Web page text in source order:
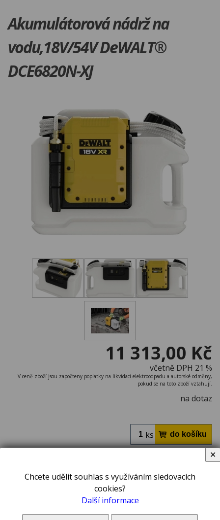
Akumulátorová nádrž na
vodu,18V/54V DeWALT®
DCE6820N-XJ
11 313,00 Kč
včetně DPH 21 %
V ceně zboží jsou započteny poplatky na likvidaci elektroodpadu a autorské odměny,
pokud se na toto zboží vztahují.
na dotaz
ks
Chcete udělit souhlas s využíváním sledovacích
cookies?
Další informace
✕